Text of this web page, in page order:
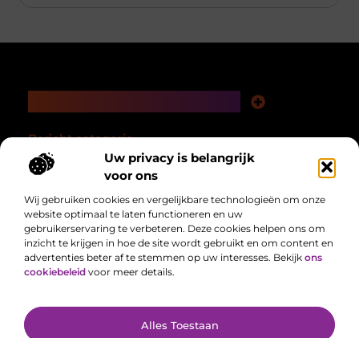
Uw privacy is belangrijk
voor ons
Wij gebruiken cookies en vergelijkbare technologieën om onze
website optimaal te laten functioneren en uw
gebruikerservaring te verbeteren. Deze cookies helpen ons om
inzicht te krijgen in hoe de site wordt gebruikt en om content en
advertenties beter af te stemmen op uw interesses. Bekijk ons
cookiebeleid voor meer details.
Alles Toestaan
Bericht categorie
Alles uit het dagelijks leven, verzameld voor jou.
@2025 All Right Reserved. Design bywww.delocatiefotograaf.nl.